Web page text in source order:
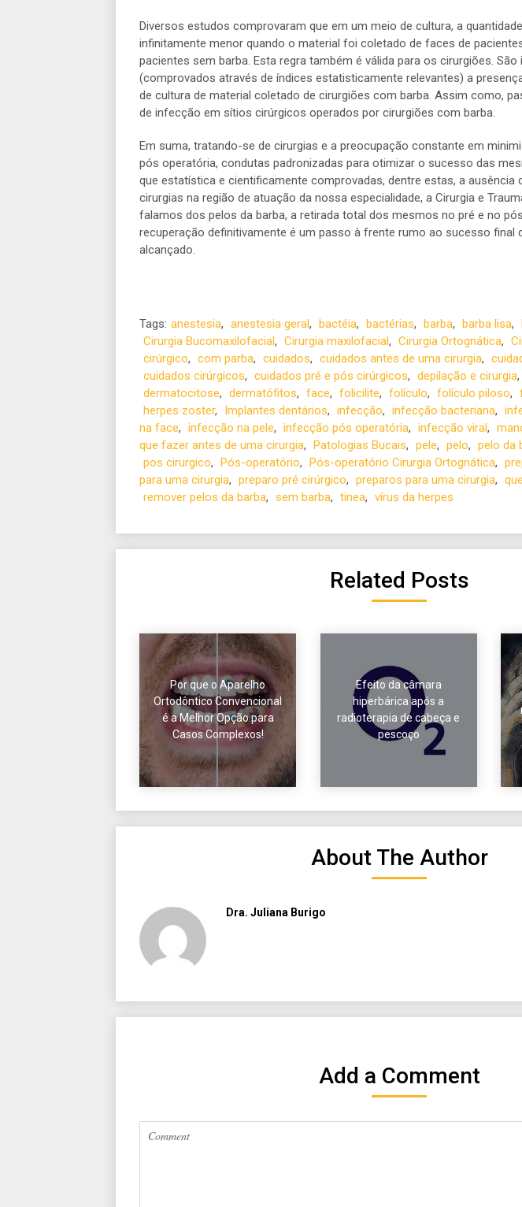
Diversos estudos comprovaram que em um meio de cultura, a
infinitamente menor quando o material foi coletado de faces de
pacientes sem barba. Esta regra também é válida para os cirurgiões.
(comprovados através de índices estatisticamente relevantes) a
de cultura de material coletado de cirurgiões com barba. Assim como,
de infecção em sítios cirúrgicos operados por cirurgiões com barba.
Em suma, tratando-se de cirurgias e a preocupação constante em
pós operatória, condutas padronizadas para otimizar o sucesso das
que estatística e cientificamente comprovadas, dentre estas, a ausência
cirurgias na região de atuação da nossa especialidade, a Cirurgia e
falamos dos pelos da barba, a retirada total dos mesmos no pré e no
recuperação definitivamente é um passo à frente rumo ao sucesso final
alcançado.
Tags: anestesia, anestesia geral, bactéia, bactérias, barba, barba lisa,
Cirurgia Bucomaxilofacial, Cirurgia maxilofacial, Cirurgia Ortognática,
cirúrgico, com parba, cuidados, cuidados antes de uma cirurgia,
cuidados cirúrgicos, cuidados pré e pós cirúrgicos, depilação e cirurgia,
dermatocitose, dermatófitos, face, folicilite, folículo, folículo piloso,
herpes zoster, Implantes dentários, infecção, infecção bacteriana,
na face, infecção na pele, infecção pós operatória, infecção viral,
que fazer antes de uma cirurgia, Patologias Bucais, pele, pelo, pelo da
pos cirurgico, Pós-operatório, Pós-operatório Cirurgia Ortognática,
para uma cirurgia, preparo pré cirúrgico, preparos para uma cirurgia,
remover pelos da barba, sem barba, tinea, vírus da herpes
Related Posts
Por que o Aparelho
Ortodôntico Convencional
é a Melhor Opção para
Casos Complexos!
Efeito da câmara
hiperbárica após a
radioterapia de cabeça e
pescoço
About The Author
Dra. Juliana Burigo
Add a Comment